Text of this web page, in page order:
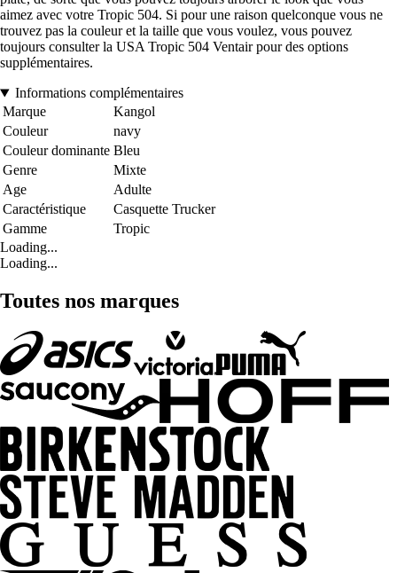
aimez avec votre Tropic 504. Si pour une raison quelconque vous ne
trouvez pas la couleur et la taille que vous voulez, vous pouvez
toujours consulter la USA Tropic 504 Ventair pour des options
supplémentaires.
Informations complémentaires
Marque
Kangol
Couleur
navy
Couleur dominante Bleu
Genre
Mixte
Age
Adulte
Caractéristique
Casquette Trucker
Gamme
Tropic
Loading...
Loading...
Toutes nos marques